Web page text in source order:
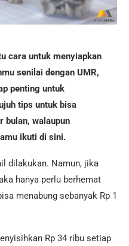
cara untuk menyiapkan
senilai dengan UMR,
penting untuk
tips untuk bisa
bulan, walaupun
ikuti di sini.
dilakukan. Namun, jika
hanya perlu berhemat
menabung sebanyak Rp 1
Rp 34 ribu setiap